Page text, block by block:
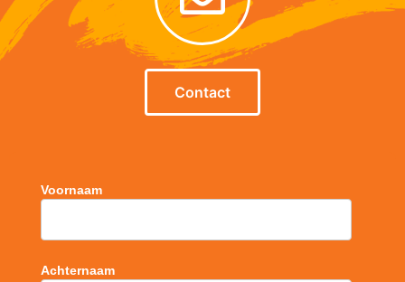
Contact
Voornaam
Achternaam